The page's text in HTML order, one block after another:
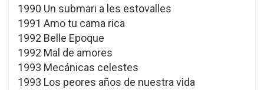
1990 Un submari a les estovalles
1991 Amo tu cama rica
1992 Belle Epoque
1992 Mal de amores
1993 Mecánicas celestes
1993 Los peores años de nuestra vida